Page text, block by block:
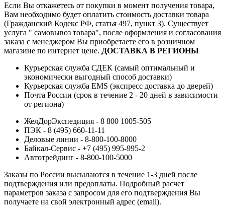
Если Вы откажетесь от покупки в момент получения товара,
Вам необходимо будет оплатить стоимость доставки товара
(Гражданский Кодекс РФ, статья 497, пункт 3). Существует
услуга " самовывоз товара", после оформления и согласования
заказа с менеджером Вы приобретаете его в розничном
магазине по интернет цене. ДОСТАВКА В РЕГИОНЫ
Курьерская служба СДЕК (самый оптимальный и
экономически выгодный способ доставки)
Курьерская служба EMS (экспресс доставка до дверей)
Почта России (срок в течение 2 - 20 дней в зависимости
от региона)
ЖелДорЭкспедиция - 8 800 1005-505
ПЭК - 8 (495) 660-11-11
Деловые линии - 8-800-100-8000
Байкал-Сервис - +7 (495) 995-995-2
Автотрейдинг - 8-800-100-5000
Заказы по России высылаются в течение 1-3 дней после
подтверждения или предоплаты. Подробный расчет
параметров заказа с запросом для его подтверждения Вы
получаете на свой электронный адрес (email).